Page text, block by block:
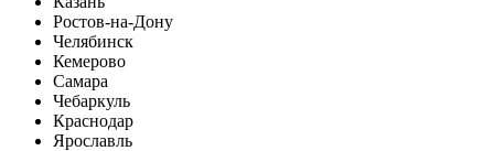
Ростов-на-Дону
Челябинск
Кемерово
Самара
Чебаркуль
Краснодар
Ярославль